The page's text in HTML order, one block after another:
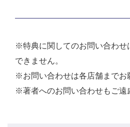
※特典に関してのお問い合わせ
できません。
※お問い合わせは各店舗までお
※著者へのお問い合わせもご遠